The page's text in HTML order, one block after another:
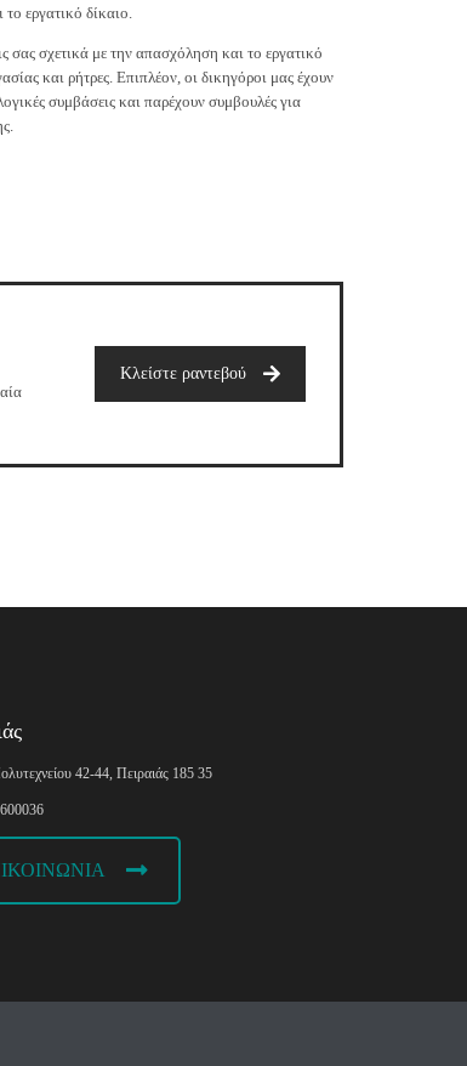
εργατικό δίκαιο.
σας σχετικά με την απασχόληση και το εργατικό
και ρήτρες. Επιπλέον, οι δικηγόροι μας έχουν
συμβάσεις και παρέχουν συμβουλές για
Κλείστε ραντεβού
42-44, Πειραιάς 185 35